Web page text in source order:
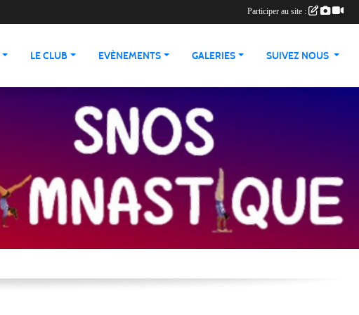
LE CLUB EVÈNEMENTS GALERIES SUIVEZ NOUS
Participer au site :